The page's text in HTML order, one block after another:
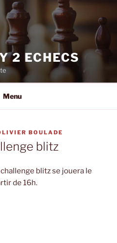
2 ECHECS
Menu
BOULADE
blitz
blitz se jouera le
de 16h.